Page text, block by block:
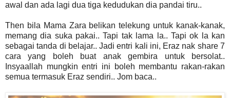
awal dan ada lagi dua tiga kedudukan dia pandai tiru..
Then bila Mama Zara belikan telekung untuk kanak-kanak,
memang dia suka pakai.. Tapi tak lama la.. Tapi ok la kan
sebagai tanda di belajar.. Jadi entri kali ini, Eraz nak share 7
cara yang boleh buat anak gembira untuk bersolat..
Insyaallah mungkin entri ini boleh membantu rakan-rakan
semua termasuk Eraz sendiri.. Jom baca..